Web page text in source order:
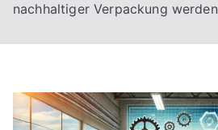
nachhaltiger Verpackung werden